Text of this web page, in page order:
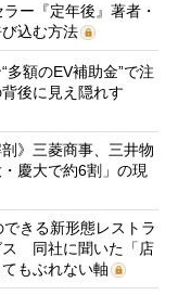
ー『定年後』著者・
込む方法
多額のEV補助金”で注
後に見え隠れす
》三菱商事、三井物
慶大で約6割」の現
きる新形態レストラ
ス 同社に聞いた「店
もぶれない軸